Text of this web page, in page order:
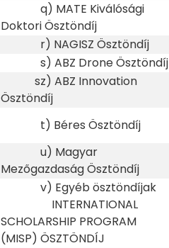
q) MATE Kiválósági
Doktori Ösztöndíj
r) NAGISZ Ösztöndíj
s) ABZ Drone Ösztöndíj
sz) ABZ Innovation
Ösztöndíj
t) Béres Ösztöndíj
u) Magyar
Mezőgazdaság Ösztöndíj
v) Egyéb ösztöndíjak
INTERNATIONAL
SCHOLARSHIP PROGRAM
(MISP) ÖSZTÖNDÍJ